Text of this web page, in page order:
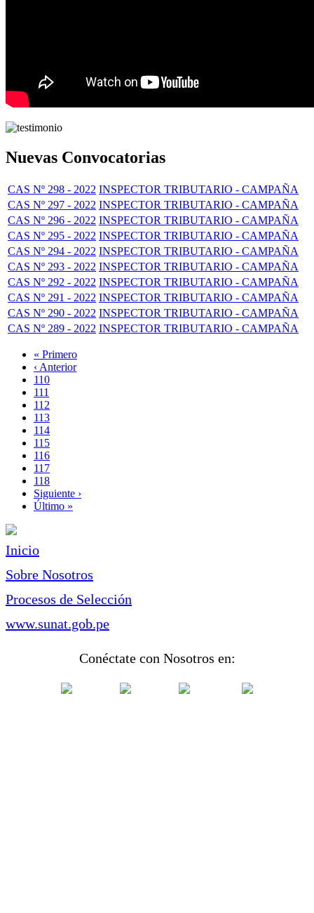
Nuevas Convocatorias
CAS Nº 298 - 2022 INSPECTOR TRIBUTARIO - CAMPAÑA
CAS Nº 297 - 2022 INSPECTOR TRIBUTARIO - CAMPAÑA
CAS Nº 296 - 2022 INSPECTOR TRIBUTARIO - CAMPAÑA
CAS Nº 295 - 2022 INSPECTOR TRIBUTARIO - CAMPAÑA
CAS Nº 294 - 2022 INSPECTOR TRIBUTARIO - CAMPAÑA
CAS Nº 293 - 2022 INSPECTOR TRIBUTARIO - CAMPAÑA
CAS Nº 292 - 2022 INSPECTOR TRIBUTARIO - CAMPAÑA
CAS Nº 291 - 2022 INSPECTOR TRIBUTARIO - CAMPAÑA
CAS Nº 290 - 2022 INSPECTOR TRIBUTARIO - CAMPAÑA
CAS Nº 289 - 2022 INSPECTOR TRIBUTARIO - CAMPAÑA
Paginación
Primera
página
« Primero
Página
anterior
‹ Anterior
Page
110
Page
111
Page
112
Page
113
Página
actual
114
Page
115
Page
116
Page
117
Page
118
Siguiente
página
Siguiente ›
Última
Último »
Inicio
Sobre Nosotros
Procesos de Selección
www.sunat.gob.pe
Conéctate con Nosotros en: